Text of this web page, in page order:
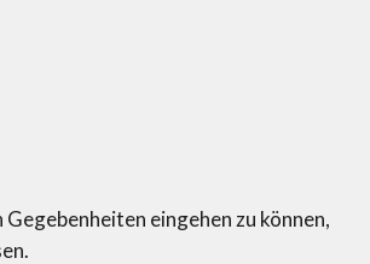
eingehen zu können,